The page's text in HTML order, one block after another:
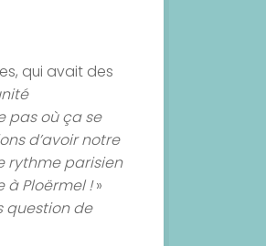
qui avait des
pas où ça se
d’avoir notre
rythme parisien
à Ploërmel !»
question de